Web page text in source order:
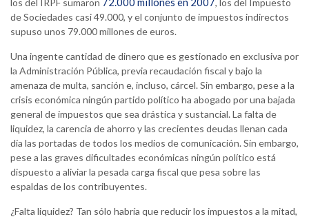
los del IRPF sumaron
, los del Impuesto
de Sociedades casi 49.000, y el conjunto de impuestos indirectos
supuso unos 79.000 millones de euros.
Una ingente cantidad de dinero que es gestionado en exclusiva por
la Administración Pública, previa recaudación fiscal y bajo la
amenaza de multa, sanción e, incluso, cárcel. Sin embargo, pese a la
crisis económica ningún partido político ha abogado por una bajada
general de impuestos que sea drástica y sustancial. La falta de
liquidez, la carencia de ahorro y las crecientes deudas llenan cada
día las portadas de todos los medios de comunicación. Sin embargo,
pese a las graves dificultades económicas ningún político está
dispuesto a aliviar la pesada carga fiscal que pesa sobre las
espaldas de los contribuyentes.
¿Falta liquidez? Tan sólo habría que reducir los impuestos a la mitad,